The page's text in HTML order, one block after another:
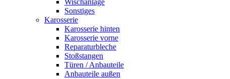
Sonstiges
Karosserie
Karosserie hinten
Karosserie vorne
Reparaturbleche
Stoßstangen
Türen / Anbauteile
Anbauteile außen